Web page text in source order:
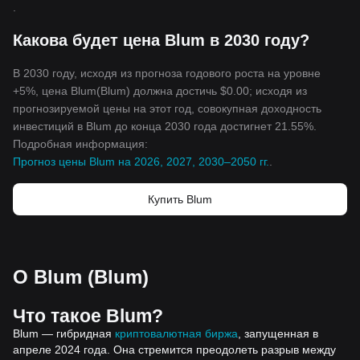
Какова будет цена Blum в 2030 году?
В 2030 году, исходя из прогноза годового роста на уровне
+5%, цена Blum(Blum) должна достичь $0.00; исходя из
прогнозируемой цены на этот год, совокупная доходность
инвестиций в Blum до конца 2030 года достигнет 21.55%.
Подробная информация:
Прогноз цены Blum на 2026, 2027, 2030–2050 гг.
Купить Blum
О Blum (Blum)
Что такое Blum?
Blum — гибридная криптовалютная биржа , запущенная в
апреле 2024 года. Она стремится преодолеть разрыв между